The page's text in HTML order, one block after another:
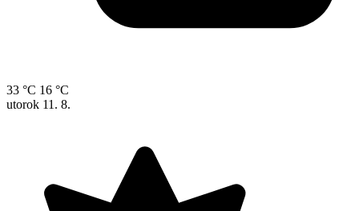
33 °C 16 °C
utorok 11. 8.